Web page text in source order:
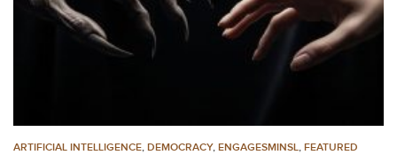
ARTIFICIAL INTELLIGENCE, DEMOCRACY, ENGAGESMINSL, FEATURED